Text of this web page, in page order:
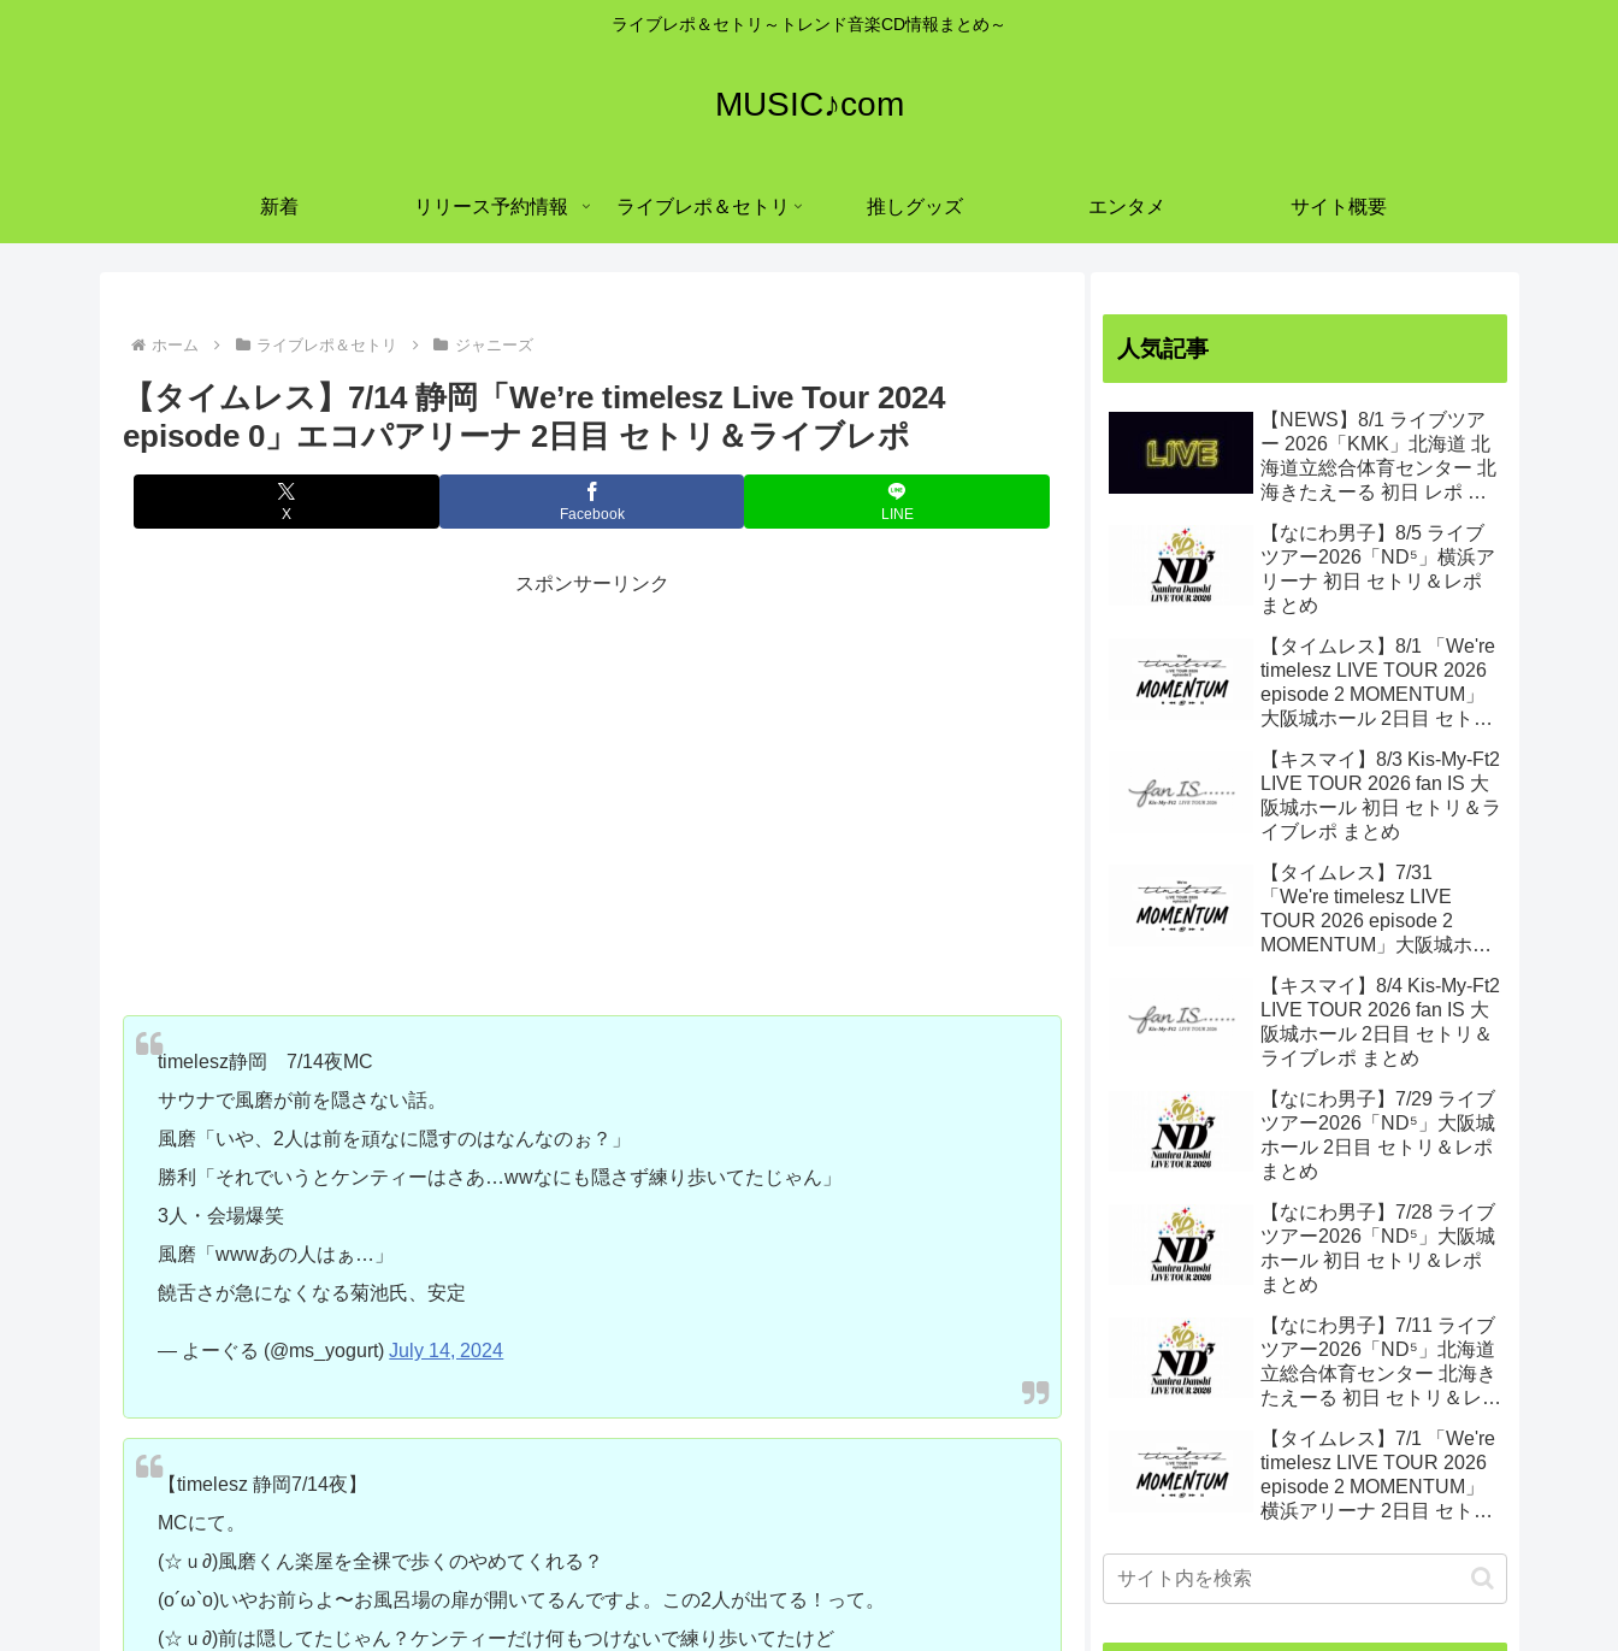
ライブレポ＆セトリ～トレンド音楽CD情報まとめ～
MUSIC♪com
新着 リリース予約情報 ライブレポ＆セトリ 推しグッズ エンタメ サイト概要
ホーム ライブレポ＆セトリ ジャニーズ
【タイムレス】7/14 静岡「We’re timelesz Live Tour 2024
episode 0」エコパアリーナ 2日目 セトリ＆ライブレポ
X Facebook LINE
スポンサーリンク
timelesz静岡 7/14夜MC
サウナで風磨が前を隠さない話。
風磨「いや、2人は前を頑なに隠すのはなんなのぉ？」
勝利「それでいうとケンティーはさあ…wwなにも隠さず練り歩いてたじゃん」
3人・会場爆笑
風磨「wwwあの人はぁ…」
饒舌さが急になくなる菊池氏、安定
— よーぐる (@ms_yogurt)July 14, 2024
【timelesz 静岡7/14夜】
MCにて。
(☆ｕ∂)風磨くん楽屋を全裸で歩くのやめてくれる？
(o´ω`o)いやお前らよ〜お風呂場の扉が開いてるんですよ。この2人が出てる！って。
(☆ｕ∂)前は隠してたじゃん？ケンティーだけ何もつけないで練り歩いてたけど
人気記事
【NEWS】8/1 ライブツア
ー 2026「KMK」北海道 北
海道立総合体育センター 北
海きたえーる 初日 レポ ま
【なにわ男子】8/5 ライブ
ツアー2026「ND⁵」横浜ア
リーナ 初日 セトリ＆レポ
まとめ
【タイムレス】8/1 「We're
timelesz LIVE TOUR 2026
episode 2 MOMENTUM」
大阪城ホール 2日目 セトリ
【キスマイ】8/3 Kis-My-Ft2
LIVE TOUR 2026 fan IS 大
阪城ホール 初日 セトリ＆ラ
イブレポ まとめ
【タイムレス】7/31
「We're timelesz LIVE
TOUR 2026 episode 2
MOMENTUM」大阪城ホー
【キスマイ】8/4 Kis-My-Ft2
LIVE TOUR 2026 fan IS 大
阪城ホール 2日目 セトリ＆
ライブレポ まとめ
【なにわ男子】7/29 ライブ
ツアー2026「ND⁵」大阪城
ホール 2日目 セトリ＆レポ
まとめ
【なにわ男子】7/28 ライブ
ツアー2026「ND⁵」大阪城
ホール 初日 セトリ＆レポ
まとめ
【なにわ男子】7/11 ライブ
ツアー2026「ND⁵」北海道
立総合体育センター 北海き
たえーる 初日 セトリ＆レポ
【タイムレス】7/1 「We're
timelesz LIVE TOUR 2026
episode 2 MOMENTUM」
横浜アリーナ 2日目 セトリ